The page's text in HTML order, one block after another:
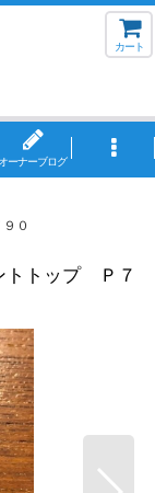
カート
オーナーブログ
０
トトップ Ｐ７